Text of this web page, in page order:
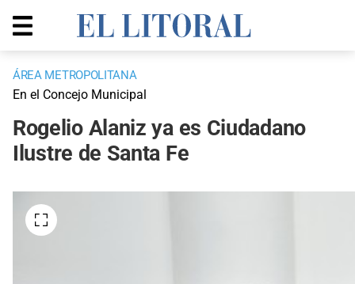
ÁREA METROPOLITANA
En el Concejo Municipal
Rogelio Alaniz ya es Ciudadano
Ilustre de Santa Fe